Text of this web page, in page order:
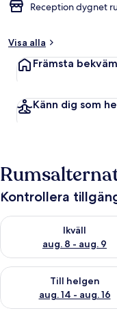
Reception dygnet
Visa alla
Främsta
Känn dig som
Kontrollera
Ikväll
aug. 8 - aug. 9
Kontrollera
Till helgen
aug. 14 - aug. 16
Kontrollera